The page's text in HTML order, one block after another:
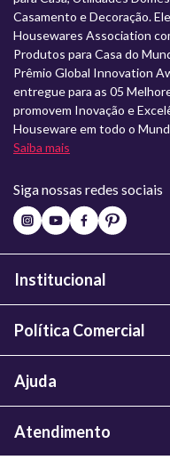
Casamento e Decoração.
Housewares Association
Produtos para Casa do
Prêmio Global Innovation
entregue para as 05
promovem Inovação e
Houseware em todo o
Saiba mais
Siga nossas redes sociais
Institucional
Política Comercial
Ajuda
Atendimento